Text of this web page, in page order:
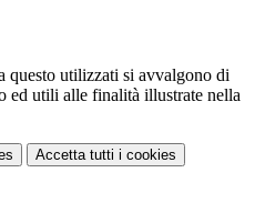
questo utilizzati si avvalgono di
ed utili alle finalità illustrate nella
Accetta tutti i cookies